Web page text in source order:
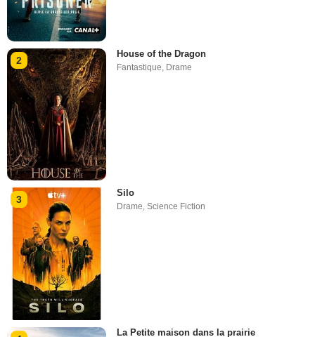
2
House of the Dragon
Fantastique, Drame
3
Silo
Drame,Science Fiction
La Petite maison dans la prairie